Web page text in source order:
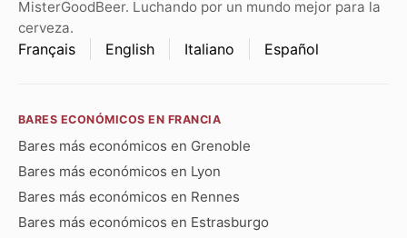
MisterGoodBeer. Luchando por un mundo mejor para la
cerveza.
Français English Italiano Español
BARES ECONÓMICOS EN FRANCIA
Bares más económicos en Grenoble
Bares más económicos en Lyon
Bares más económicos en Rennes
Bares más económicos en Estrasburgo